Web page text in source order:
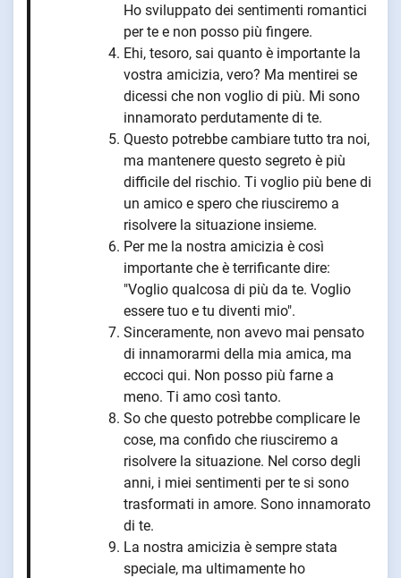
Ho sviluppato dei sentimenti romantici
per te e non posso più fingere.
Ehi, tesoro, sai quanto è importante la
vostra amicizia, vero? Ma mentirei se
dicessi che non voglio di più. Mi sono
innamorato perdutamente di te.
Questo potrebbe cambiare tutto tra noi,
ma mantenere questo segreto è più
difficile del rischio. Ti voglio più bene di
un amico e spero che riusciremo a
risolvere la situazione insieme.
Per me la nostra amicizia è così
importante che è terrificante dire:
"Voglio qualcosa di più da te. Voglio
essere tuo e tu diventi mio".
Sinceramente, non avevo mai pensato
di innamorarmi della mia amica, ma
eccoci qui. Non posso più farne a
meno. Ti amo così tanto.
So che questo potrebbe complicare le
cose, ma confido che riusciremo a
risolvere la situazione. Nel corso degli
anni, i miei sentimenti per te si sono
trasformati in amore. Sono innamorato
di te.
La nostra amicizia è sempre stata
speciale, ma ultimamente ho